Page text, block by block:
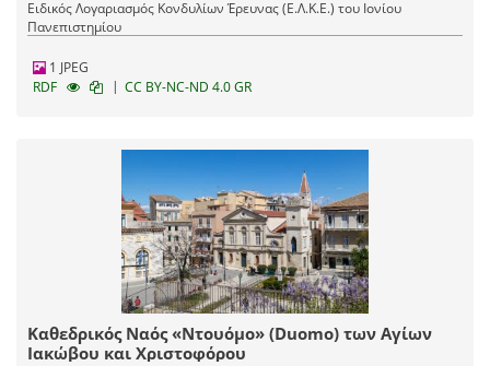
Ειδικός Λογαριασμός Κονδυλίων Έρευνας (Ε.Λ.Κ.Ε.) του Ιονίου
Πανεπιστημίου
1 JPEG
RDF
| CC BY-NC-ND 4.0 GR
Καθεδρικός Ναός «Ντουόμο» (Duomo) των Αγίων
Ιακώβου και Χριστοφόρου